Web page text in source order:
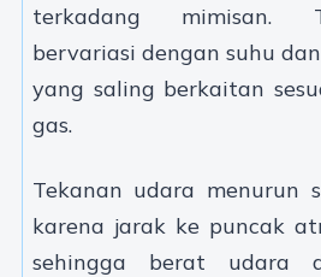
terkadang mimisan.
bervariasi dengan suhu
yang saling berkaitan
gas.
Tekanan udara menurun
karena jarak ke puncak
sehingga berat udara